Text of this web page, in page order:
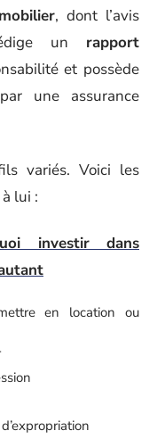
, dont l’avis
un rapport
et possède
une assurance
variés. Voici les
lui :
investir dans
en location ou